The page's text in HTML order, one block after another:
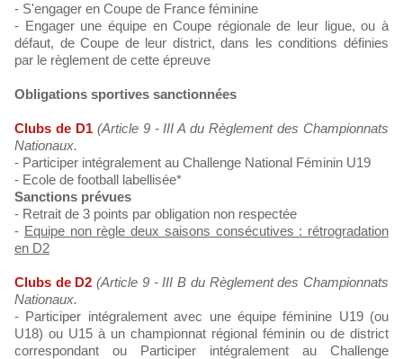
- S'engager en Coupe de France féminine
- Engager une équipe en Coupe régionale de leur ligue, ou à
défaut, de Coupe de leur district, dans les conditions définies
par le règlement de cette épreuve
Obligations sportives sanctionnées
Clubs de D1 (Article 9 - III A du Règlement des Championnats
Nationaux.
- Participer intégralement au Challenge National Féminin U19
- Ecole de football labellisée*
Sanctions prévues
- Retrait de 3 points par obligation non respectée
- Equipe non règle deux saisons consécutives : rétrogradation
en D2
Clubs de D2 (Article 9 - III B du Règlement des Championnats
Nationaux.
- Participer intégralement avec une équipe féminine U19 (ou
U18) ou U15 à un championnat régional féminin ou de district
correspondant ou Participer intégralement au Challenge